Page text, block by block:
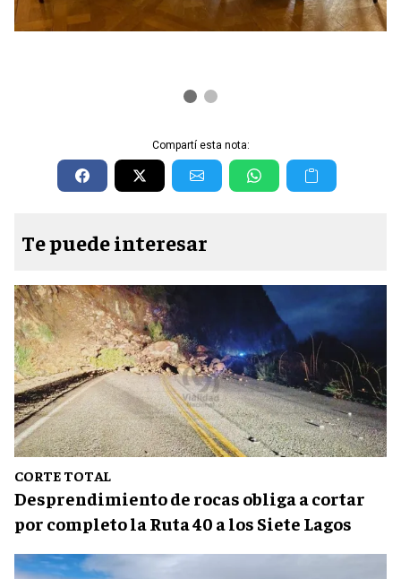
Compartí esta nota:
Te puede interesar
CORTE TOTAL
Desprendimiento de rocas obliga a cortar
por completo la Ruta 40 a los Siete Lagos